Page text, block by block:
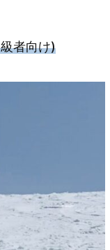
者向け)